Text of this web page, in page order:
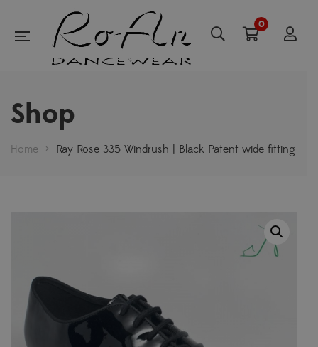
0
Shop
Home > Ray Rose 335 Windrush | Black Patent wide fitting